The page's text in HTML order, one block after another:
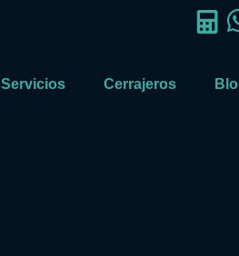
Servicios Cerrajeros